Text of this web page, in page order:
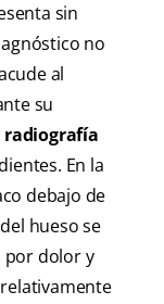
sin
no
al
su
radiografía
En la
debajo de
hueso se
por dolor y